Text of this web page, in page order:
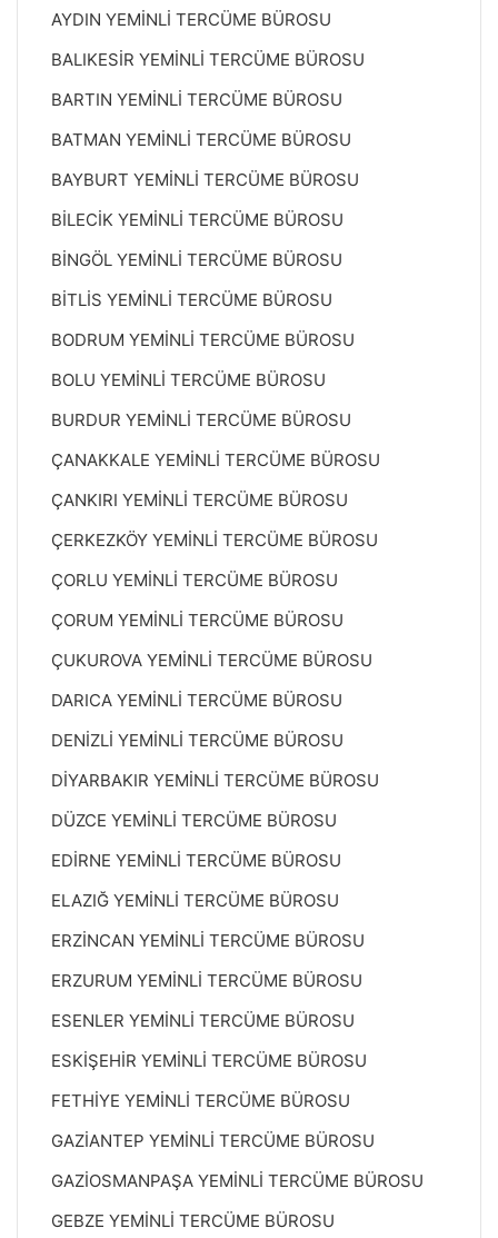
AYDIN YEMİNLİ TERCÜME BÜROSU
BALIKESİR YEMİNLİ TERCÜME BÜROSU
BARTIN YEMİNLİ TERCÜME BÜROSU
BATMAN YEMİNLİ TERCÜME BÜROSU
BAYBURT YEMİNLİ TERCÜME BÜROSU
BİLECİK YEMİNLİ TERCÜME BÜROSU
BİNGÖL YEMİNLİ TERCÜME BÜROSU
BİTLİS YEMİNLİ TERCÜME BÜROSU
BODRUM YEMİNLİ TERCÜME BÜROSU
BOLU YEMİNLİ TERCÜME BÜROSU
BURDUR YEMİNLİ TERCÜME BÜROSU
ÇANAKKALE YEMİNLİ TERCÜME BÜROSU
ÇANKIRI YEMİNLİ TERCÜME BÜROSU
ÇERKEZKÖY YEMİNLİ TERCÜME BÜROSU
ÇORLU YEMİNLİ TERCÜME BÜROSU
ÇORUM YEMİNLİ TERCÜME BÜROSU
ÇUKUROVA YEMİNLİ TERCÜME BÜROSU
DARICA YEMİNLİ TERCÜME BÜROSU
DENİZLİ YEMİNLİ TERCÜME BÜROSU
DİYARBAKIR YEMİNLİ TERCÜME BÜROSU
DÜZCE YEMİNLİ TERCÜME BÜROSU
EDİRNE YEMİNLİ TERCÜME BÜROSU
ELAZIĞ YEMİNLİ TERCÜME BÜROSU
ERZİNCAN YEMİNLİ TERCÜME BÜROSU
ERZURUM YEMİNLİ TERCÜME BÜROSU
ESENLER YEMİNLİ TERCÜME BÜROSU
ESKİŞEHİR YEMİNLİ TERCÜME BÜROSU
FETHİYE YEMİNLİ TERCÜME BÜROSU
GAZİANTEP YEMİNLİ TERCÜME BÜROSU
GAZİOSMANPAŞA YEMİNLİ TERCÜME BÜROSU
GEBZE YEMİNLİ TERCÜME BÜROSU